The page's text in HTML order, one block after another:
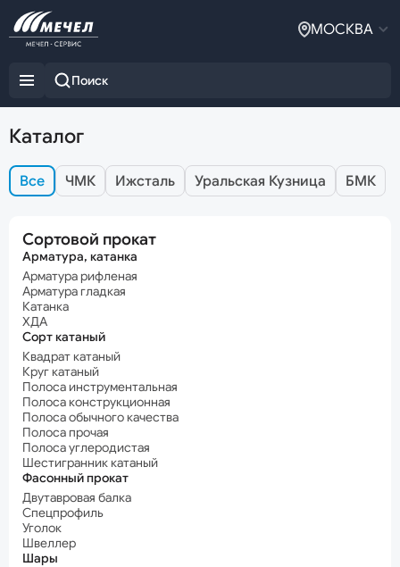
МОСКВА
Каталог
Все ЧМК Ижсталь Уральская Кузница БМК
Сортовой прокат
Арматура, катанка
Арматура рифленая
Арматура гладкая
Катанка
ХДА
Сорт катаный
Квадрат катаный
Круг катаный
Полоса инструментальная
Полоса конструкционная
Полоса обычного качества
Полоса прочая
Полоса углеродистая
Шестигранник катаный
Фасонный прокат
Двутавровая балка
Спецпрофиль
Уголок
Швеллер
Шары